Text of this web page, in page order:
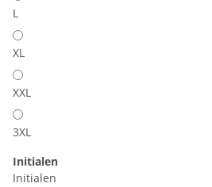
L
XL
XXL
3XL
Initialen
Initialen